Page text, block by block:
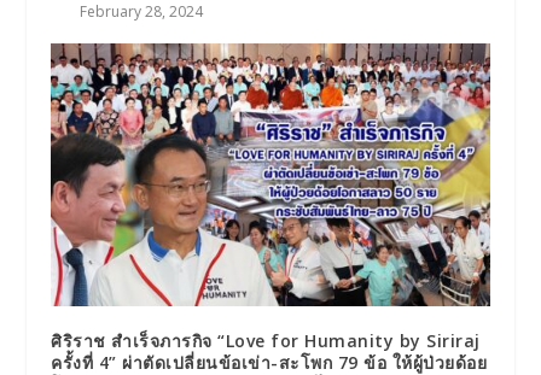
February 28, 2024
ศิริราช สำเร็จภารกิจ “Love for Humanity by Siriraj
ครั้งที่ 4” ผ่าตัดเปลี่ยนข้อเข่า-สะโพก 79 ข้อ ให้ผู้ป่วยด้อย